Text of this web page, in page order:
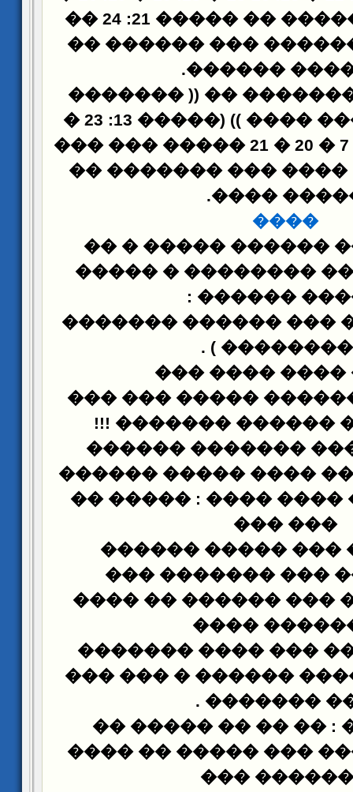
� 35 � 20: 8). ����� �� ����� 21: 24 ��
���� ��� �������
������
.
��� ���� ������� ��
���� ��� ����
: 23
�
19: 26 � 20: 2 � 21: 7 � 20 � 21 ����� ��� ���
��� �� 21: 24). ���� ��� �������
�����
.
����
������ ��� ������
���� �� ����
�����
:
����: ����� ���
) .
���� ����
������ �� ������
��� �����
!!!
�� ��� �����
���� ���� ��� ����
�������� � ����
��� ���
��� �� �� ���
�������� ���
��� ���� �� ���
�������
������ ���� ���
����� �� �����
���
.
����� ��� : �� ��
����� ������ ���
�������